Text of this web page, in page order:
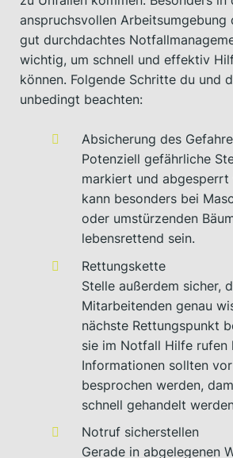
anspruchsvollen Arbeitsumgebung
gut durchdachtes
wichtig, um schnell und effektiv
können. Folgende Schritte du und
unbedingt beachten:
Absicherung des
Potenziell gefährliche
markiert und abgesperrt
kann besonders bei
oder umstürzenden
lebensrettend sein.
Rettungskette
Stelle außerdem sicher,
Mitarbeitenden genau
nächste Rettungspunkt
sie im Notfall Hilfe rufen
Informationen sollten
besprochen werden,
schnell gehandelt
Notruf sicherstellen
Gerade in abgelegenen